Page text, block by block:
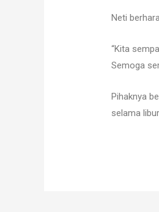
Neti
“Kita
Semoga
Pihaknya
selama